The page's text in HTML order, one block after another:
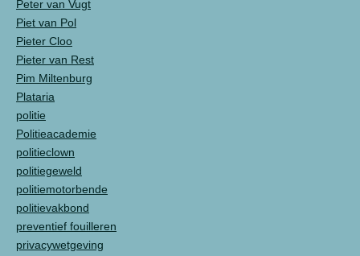
Peter van Vugt
Piet van Pol
Pieter Cloo
Pieter van Rest
Pim Miltenburg
Plataria
politie
Politieacademie
politieclown
politiegeweld
politiemotorbende
politievakbond
preventief fouilleren
privacywetgeving